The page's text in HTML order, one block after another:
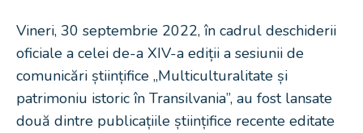
Vineri, 30 septembrie 2022, în cadrul deschiderii
oficiale a celei de-a XIV-a ediții a sesiunii de
comunicări științifice „Multiculturalitate și
patrimoniu istoric în Transilvania”, au fost lansate
două dintre publicațiile științifice recente editate